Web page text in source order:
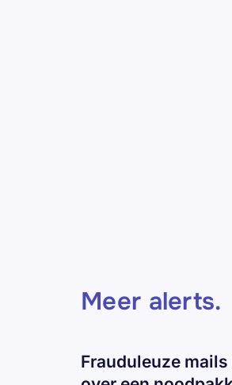
Meer alerts.
Frauduleuze